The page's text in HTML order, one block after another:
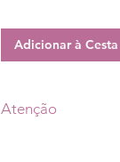
Adicionar à
Atenção